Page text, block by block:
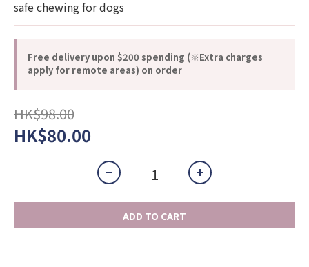
safe chewing for dogs
Free delivery upon $200 spending (※Extra charges
apply for remote areas) on order
HK$98.00
HK$80.00
ADD TO CART